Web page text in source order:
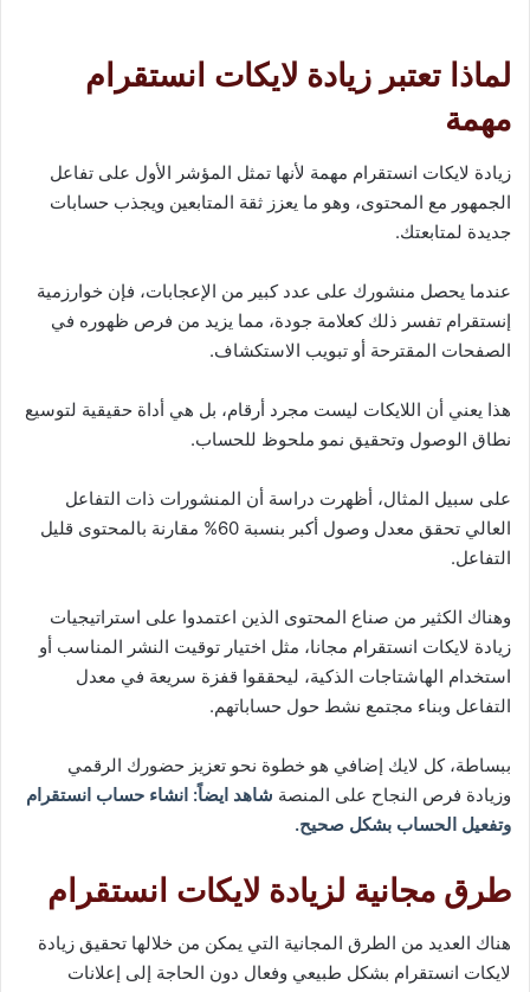
لماذا تعتبر زيادة لايكات انستقرام
مهمة
زيادة لايكات انستقرام مهمة لأنها تمثل المؤشر الأول على تفاعل
الجمهور مع المحتوى، وهو ما يعزز ثقة المتابعين ويجذب حسابات
جديدة لمتابعتك.
عندما يحصل منشورك على عدد كبير من الإعجابات، فإن خوارزمية
إنستقرام تفسر ذلك كعلامة جودة، مما يزيد من فرص ظهوره في
الصفحات المقترحة أو تبويب الاستكشاف.
هذا يعني أن اللايكات ليست مجرد أرقام، بل هي أداة حقيقية لتوسيع
نطاق الوصول وتحقيق نمو ملحوظ للحساب.
على سبيل المثال، أظهرت دراسة أن المنشورات ذات التفاعل
العالي تحقق معدل وصول أكبر بنسبة 60% مقارنة بالمحتوى قليل
التفاعل.
وهناك الكثير من صناع المحتوى الذين اعتمدوا على استراتيجيات
زيادة لايكات انستقرام مجانا، مثل اختيار توقيت النشر المناسب أو
استخدام الهاشتاجات الذكية، ليحققوا قفزة سريعة في معدل
التفاعل وبناء مجتمع نشط حول حساباتهم.
ببساطة، كل لايك إضافي هو خطوة نحو تعزيز حضورك الرقمي
وزيادة فرص النجاح على المنصة شاهد ايضاً: انشاء حساب انستقرام
وتفعيل الحساب بشكل صحيح.
طرق مجانية لزيادة لايكات انستقرام
هناك العديد من الطرق المجانية التي يمكن من خلالها تحقيق زيادة
لايكات انستقرام بشكل طبيعي وفعال دون الحاجة إلى إعلانات